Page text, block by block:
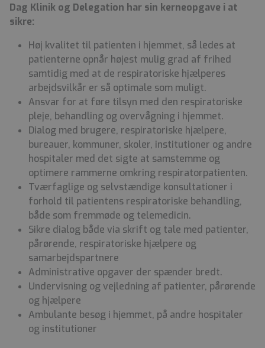
Dag Klinik og Delegation har sin kerneopgave i at
sikre:
Høj kvalitet til patienten i hjemmet, så ledes at
patienterne opnår højest mulig grad af frihed
samtidig med at de respiratoriske hjælperes
arbejdsvilkår er så optimale som muligt.
Ansvar for at føre tilsyn med den respiratoriske
pleje, behandling og overvågning i hjemmet.
Dialog med brugere, respiratoriske hjælpere,
bureauer, kommuner, skoler, institutioner og andre
hospitaler med det sigte at samstemme og
optimere rammerne omkring respiratorpatienten.
Tværfaglige og selvstændige konsultationer i
forhold til patientens respiratoriske behandling,
både som fremmøde og telemedicin.
Sikre dialog både via skrift og tale med patienter,
pårørende, respiratoriske hjælpere og
samarbejdspartnere
Administrative opgaver der spænder bredt.
Undervisning og vejledning af patienter, pårørende
og hjælpere
Ambulante besøg i hjemmet, på andre hospitaler
og institutioner